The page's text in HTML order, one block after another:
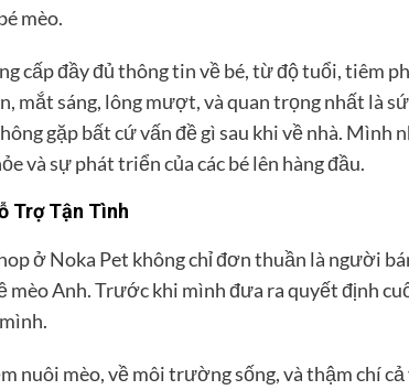
mèo.
cấp đầy đủ thông tin về bé, từ độ tuổi, tiêm
mắt sáng, lông mượt, và quan trọng nhất là
gặp bất cứ vấn đề gì sau khi về nhà. Mình
và sự phát triển của các bé lên hàng đầu.
Trợ Tận Tình
ở Noka Pet không chỉ đơn thuần là người
Anh. Trước khi mình đưa ra quyết định
nuôi mèo, về môi trường sống, và thậm chí